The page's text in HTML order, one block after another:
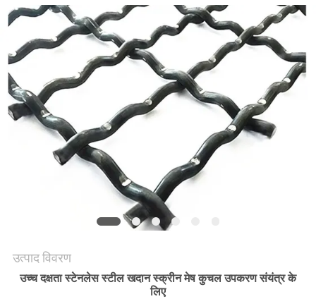
मामले
साइटमैप
PRIVACY
POLICY
उत्पाद विवरण
उच्च दक्षता स्टेनलेस स्टील खदान स्क्रीन मेष कुचल उपकरण संयंत्र के
लिए